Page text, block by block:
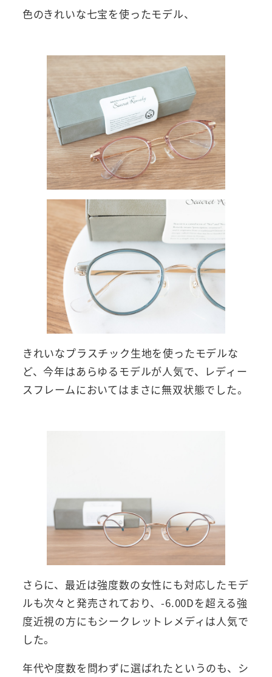
色のきれいな七宝を使ったモデル、
きれいなプラスチック生地を使ったモデルな
ど、今年はあらゆるモデルが人気で、レディー
スフレームにおいてはまさに無双状態でした。
さらに、最近は強度数の女性にも対応したモデ
ルも次々と発売されており、-6.00Dを超える強
度近視の方にもシークレットレメディは人気で
した。
年代や度数を問わずに選ばれたというのも、シ